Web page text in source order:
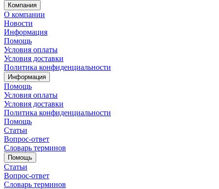
Компания
О компании
Новости
Информация
Помощь
Условия оплаты
Условия доставки
Политика конфиденциальности
Информация
Помощь
Условия оплаты
Условия доставки
Политика конфиденциальности
Помощь
Статьи
Вопрос-ответ
Словарь терминов
Помощь
Статьи
Вопрос-ответ
Словарь терминов